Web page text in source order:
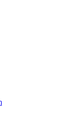
Opens